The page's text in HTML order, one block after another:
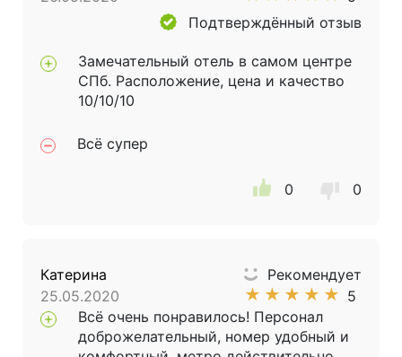
Подтверждённый отзыв
Замечательный отель в самом центре
СПб. Расположение, цена и качество
10/10/10
Всё супер
0 0
Катерина
25.05.2020
Рекомендует
★ ★ ★ ★ ★ 5
Всё очень понравилось! Персонал
доброжелательный, номер удобный и